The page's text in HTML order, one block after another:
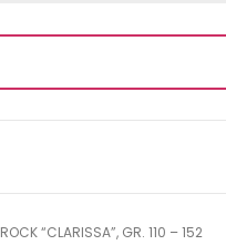
ROCK “CLARISSA”, GR. 110 – 152